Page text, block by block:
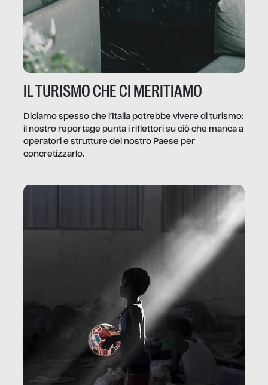
IL TURISMO CHE CI MERITIAMO
Diciamo spesso che l’Italia potrebbe vivere di turismo:
il nostro reportage punta i riflettori su ciò che manca a
operatori e strutture del nostro Paese per
concretizzarlo.